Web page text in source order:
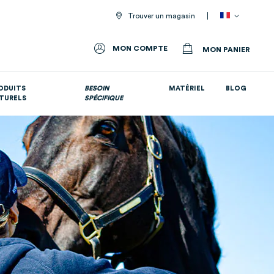
Trouver un magasin
MON COMPTE MON PANIER
BESOIN
SPÉCIFIQUE
MATÉRIEL BLOG